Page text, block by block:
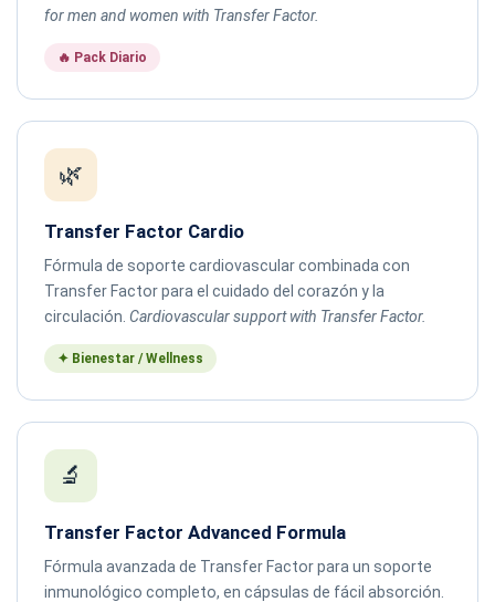
for men and women with Transfer Factor.
🔥 Pack Diario
🌿
Transfer Factor Cardio
Fórmula de soporte cardiovascular combinada con
Transfer Factor para el cuidado del corazón y la
circulación. Cardiovascular support with Transfer Factor.
✦ Bienestar / Wellness
🔬
Transfer Factor Advanced Formula
Fórmula avanzada de Transfer Factor para un soporte
inmunológico completo, en cápsulas de fácil absorción.